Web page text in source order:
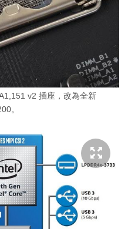
v2 插座，改為全新
。